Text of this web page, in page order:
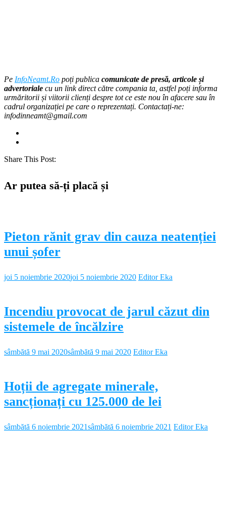
Pe InfoNeamt.Ro poți publica comunicate de presă, articole și
advertoriale cu un link direct către compania ta, astfel poți informa
urmăritorii și viitorii clienți despre tot ce este nou în afacere sau în
cadrul organizației pe care o reprezentați. Contactați-ne:
infodinneamt@gmail.com
Share This Post:
Ar putea să-ți placă și
Pieton rănit grav din cauza neatenției
unui șofer
joi 5 noiembrie 2020joi 5 noiembrie 2020 Editor Eka
Incendiu provocat de jarul căzut din
sistemele de încălzire
sâmbătă 9 mai 2020sâmbătă 9 mai 2020 Editor Eka
Hoții de agregate minerale,
sancționați cu 125.000 de lei
sâmbătă 6 noiembrie 2021sâmbătă 6 noiembrie 2021 Editor Eka